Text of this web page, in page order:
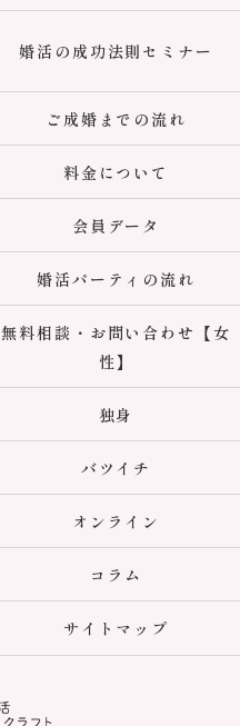
婚活の成功法則セミナー
ご成婚までの流れ
料金について
会員データ
婚活パーティの流れ
無料相談・お問い合わせ【女
性】
独身
バツイチ
オンライン
コラム
サイトマップ